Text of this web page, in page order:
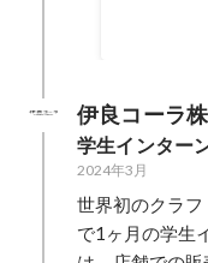
伊良コーラ
学生インター
2024年3月
世界初のクラ
で1ヶ月の学生